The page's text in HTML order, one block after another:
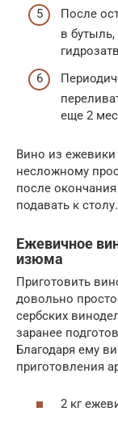
После
в
еще 2
Вино из
несложному
после
подавать к столу.
Ежевичное
изюма
Приготовить
довольно
сербских
заранее
Благодаря ему
приготовления
2 кг